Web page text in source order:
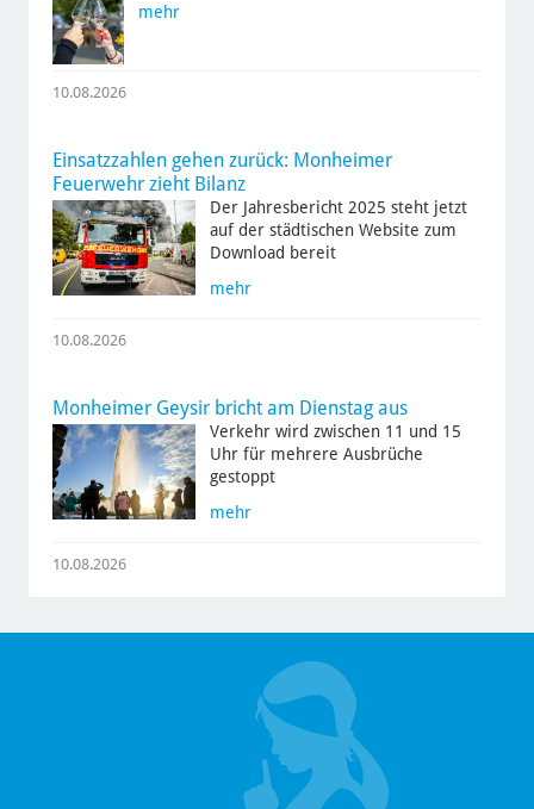
mehr
10.08.2026
Einsatzzahlen gehen zurück: Monheimer
Feuerwehr zieht Bilanz
Der Jahresbericht 2025 steht jetzt
auf der städtischen Website zum
Download bereit
mehr
10.08.2026
Monheimer Geysir bricht am Dienstag aus
Verkehr wird zwischen 11 und 15
Uhr für mehrere Ausbrüche
gestoppt
mehr
10.08.2026